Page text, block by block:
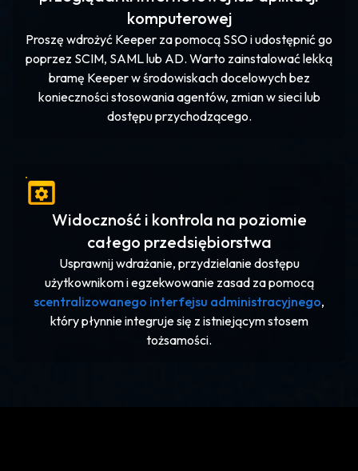
komputerowej
Proszę wdrożyć Keeper za pomocą SSO i udostępnić go
poprzez SCIM, SAML lub AD. Warto zainstalować lekką
bramę Keeper w środowiskach docelowych bez
konieczności stosowania agentów, zmian w sieci lub
dostępu przychodzącego.
Widoczność i kontrola na poziomie
całego przedsiębiorstwa
Usprawnij wdrażanie, przydzielanie dostępu
użytkownikom i egzekwowanie zasad za pomocą
scentralizowanego interfejsu administracyjnego,
który płynnie integruje się z istniejącym stosem
tożsamości.